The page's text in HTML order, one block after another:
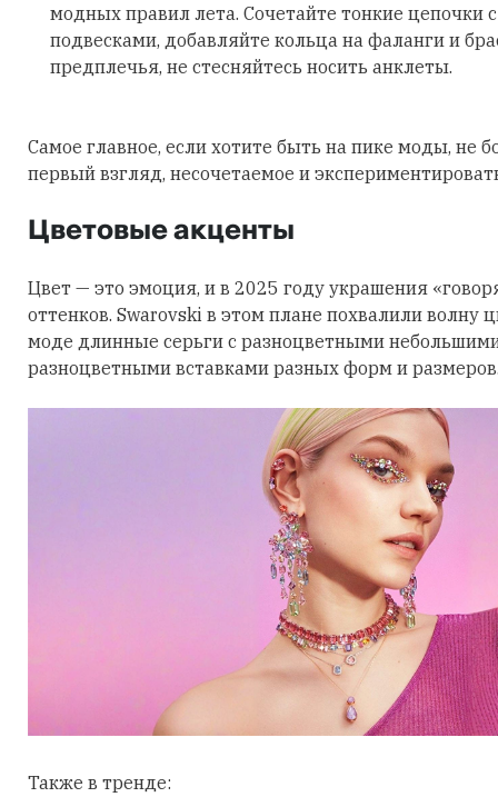
модных правил лета. Сочетайте тонкие цепочки
подвесками, добавляйте кольца на фаланги и
предплечья, не стесняйтесь носить анклеты.
Самое главное, если хотите быть на пике моды, не
первый взгляд, несочетаемое и
Цветовые акценты
Цвет — это эмоция, и в 2025 году украшения
оттенков. Swarovski в этом плане похвалили волну
моде длинные серьги с разноцветными
разноцветными вставками разных форм и
Также в тренде: